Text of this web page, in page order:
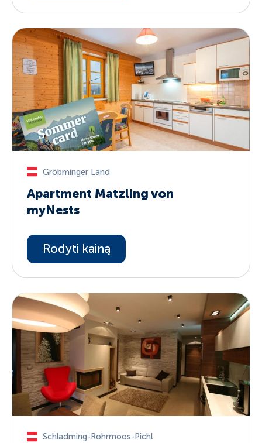
Gröbminger Land
Apartment Matzling von
myNests
Rodyti kainą
Schladming-Rohrmoos-Pichl